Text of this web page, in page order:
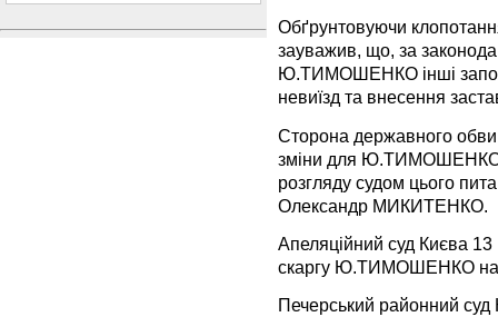
Обґрунтовуючи
зауважив, що, за
Ю.ТИМОШЕНКО інші
невиїзд та внесення
Сторона державного
зміни для Ю.ТИМОШЕНКО
розгляду судом цього
Олександр МИКИТЕНКО.
Апеляційний суд Києва 13
скаргу Ю.ТИМОШЕНКО на
Печерський районний суд